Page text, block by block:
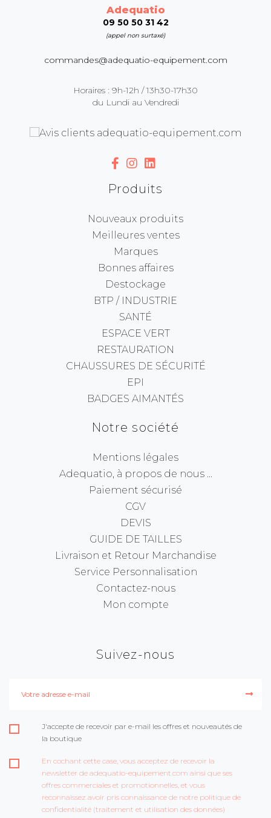
Adequatio
09 50 50 31 42
(appel non surtaxé)
commandes@adequatio-equipement.com
Horaires : 9h-12h / 13h30-17h30
du Lundi au Vendredi
Produits
Nouveaux produits
Meilleures ventes
Marques
Bonnes affaires
Destockage
BTP / INDUSTRIE
SANTÉ
ESPACE VERT
RESTAURATION
CHAUSSURES DE SÉCURITÉ
EPI
BADGES AIMANTÉS
Notre société
Mentions légales
Adequatio, à propos de nous ...
Paiement sécurisé
CGV
DEVIS
GUIDE DE TAILLES
Livraison et Retour Marchandise
Service Personnalisation
Contactez-nous
Mon compte
Suivez-nous
J'accepte de recevoir par e-mail les offres et nouveautés de
la boutique
En cochant cette case, vous acceptez de recevoir la
newsletter de adequatio-equipement.com ainsi que ses
offres commerciales et promotionnelles, et vous
reconnaissez avoir pris connaissance de notre politique de
confidentialité (traitement et utilisation des données)